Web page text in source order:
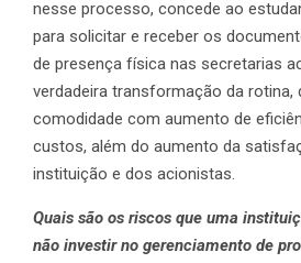
nesse processo, concede ao
para solicitar e receber os
de presença física nas secretarias
verdadeira transformação da rotina,
comodidade com aumento de
custos, além do aumento da
instituição e dos acionistas.
Quais são os riscos que uma
não investir no gerenciamento de